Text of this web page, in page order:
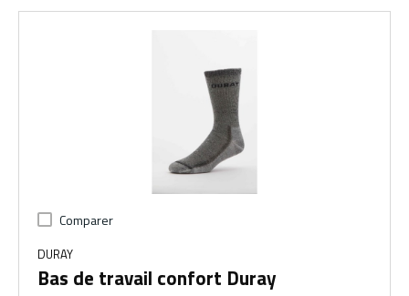
Comparer
DURAY
Bas de travail confort Duray